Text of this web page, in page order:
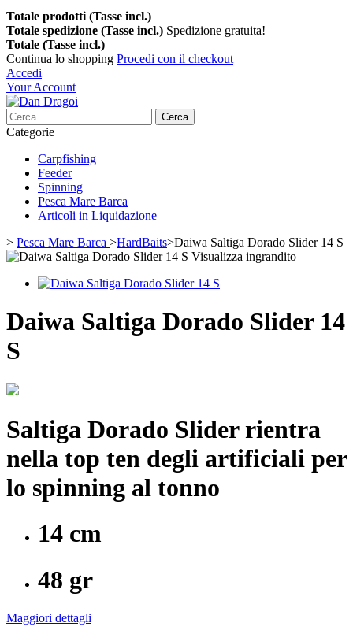
Totale prodotti (Tasse incl.)
Totale spedizione (Tasse incl.) Spedizione gratuita!
Totale (Tasse incl.)
Continua lo shopping Procedi con il checkout
Accedi
Your Account
Cerca
Categorie
Carpfishing
Feeder
Spinning
Pesca Mare Barca
Articoli in Liquidazione
> Pesca Mare Barca >HardBaits>Daiwa Saltiga Dorado Slider 14 S
Visualizza ingrandito
Daiwa Saltiga Dorado Slider 14
S
Saltiga Dorado Slider rientra
nella top ten degli artificiali per
lo spinning al tonno
14 cm
48 gr
Maggiori dettagli